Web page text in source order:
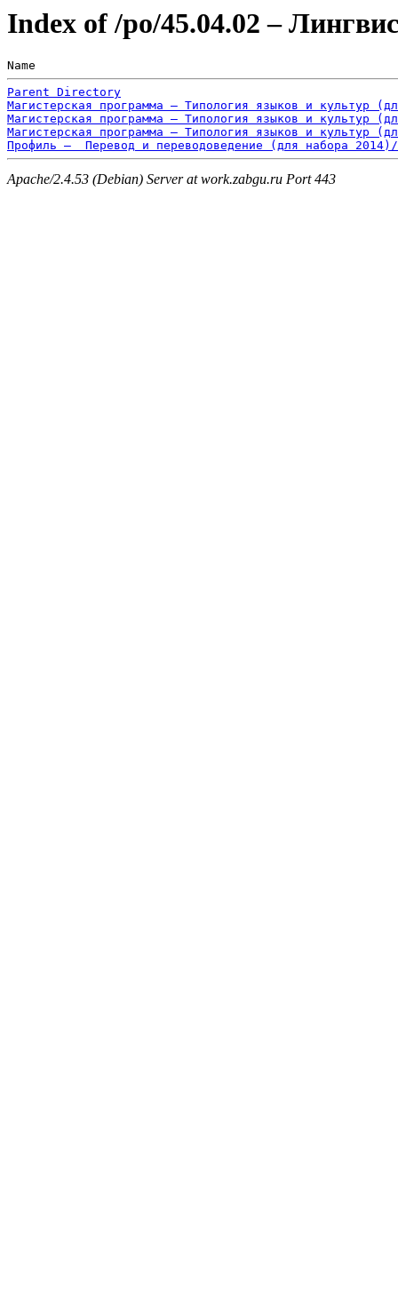
Index of /po/45.04.02 –
Name
Parent Directory
Магистерская программа – Типология языков и культур
Магистерская программа – Типология языков и культур
Магистерская программа – Типология языков и культур
Профиль –  Перевод и переводоведение (для набора 2014)/
Apache/2.4.53 (Debian) Server at work.zabgu.ru Port 443